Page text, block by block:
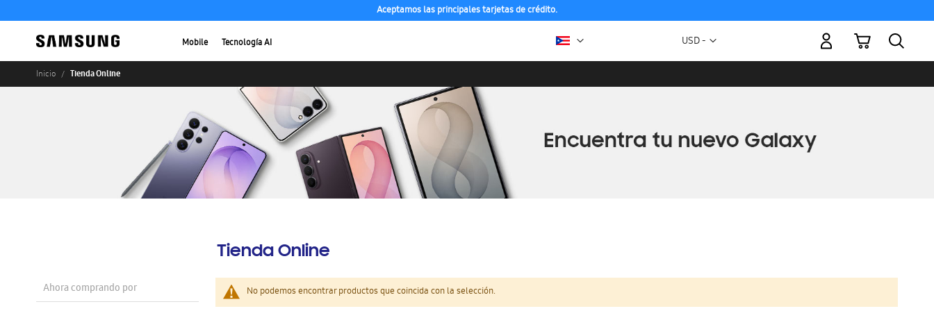
Aceptamos las principales tarjetas de crédito.
Mobile Tecnología AI Moneda
USD -
Mi carrito
Inicio Tienda Online
Tienda Online
No podemos encontrar productos que coincida con la selección.
Ahora comprando por